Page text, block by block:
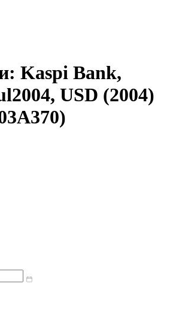
Kaspi Bank,